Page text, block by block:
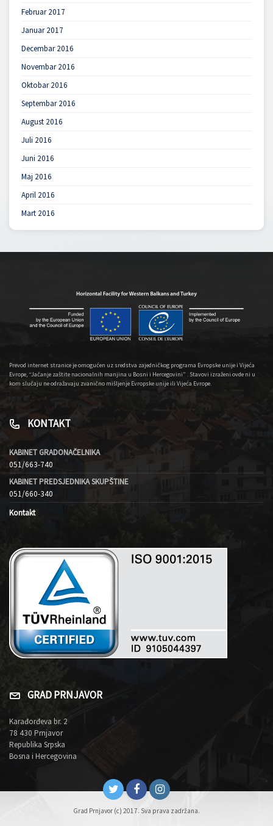
Februar 2017
Januar 2017
Decembar 2016
Novembar 2016
Oktobar 2016
Septembar 2016
August 2016
Juli 2016
Juni 2016
Maj 2016
April 2016
Mart 2016
Prevod internet stranice je omogućen uz sredstva zajedničkog programa Evropske unije i Vijeća
Evrope, “Jačanje zaštite nacionalnih manjina u Bosni i Hercegovini” . Stavovi izraženi ovde ni u
kom slučaju ne odražavaju zvanično mišljenje Evropske unije ili Vijeća Evrope.
KONTAKT
KABINET GRADONAČELNIKA
051/663-740
KABINET PREDSJEDNIKA SKUPŠTINE
051/660-340
Kontakt
GRAD PRNJAVOR
Karađorđeva br. 2
78 430 Prnjavor
Republika Srpska
Bosna i Hercegovina
Grad Prnjavor (c) 2017. Sva prava zadržana.